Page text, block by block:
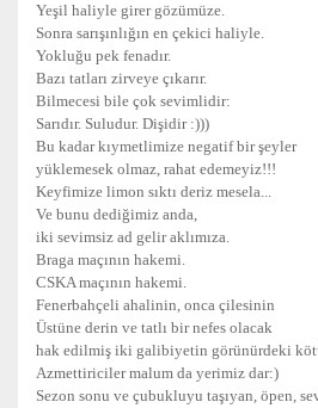
Yeşil haliyle girer gözümüze.
Sonra sarışınlığın en çekici haliyle.
Yokluğu pek fenadır.
Bazı tatları zirveye çıkarır.
Bilmecesi bile çok sevimlidir:
Sarıdır. Suludur. Dişidir :)))
Bu kadar kıymetlimize negatif bir şeyler
yüklemesek olmaz, rahat edemeyiz!!!
Keyfimize limon sıktı deriz mesela...
Ve bunu dediğimiz anda,
iki sevimsiz ad gelir aklımıza.
Braga maçının hakemi.
CSKA maçının hakemi.
Fenerbahçeli ahalinin, onca çilesinin
Üstüne derin ve tatlı bir nefes olacak
hak edilmiş iki galibiyetin görünürdeki
Azmettiriciler malum da yerimiz dar:)
Sezon sonu ve çubukluyu taşıyan, öpen,